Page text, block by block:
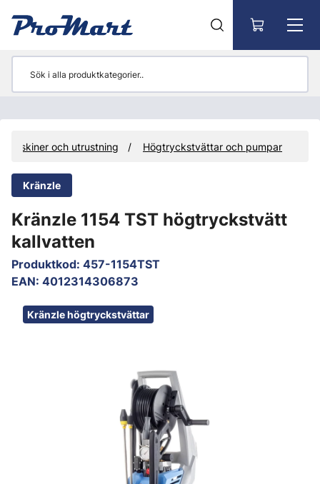
Maskiner och utrustning Högtryckstvättar och pumpar
Kränzle
Kränzle 1154 TST högtryckstvätt
kallvatten
Produktkod: 457-1154TST
EAN: 4012314306873
Kränzle högtryckstvättar
Hoppa över bilder